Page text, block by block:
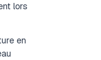
lors
en